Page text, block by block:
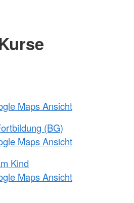
Maps Ansicht
(BG)
Maps Ansicht
Kind
Maps Ansicht